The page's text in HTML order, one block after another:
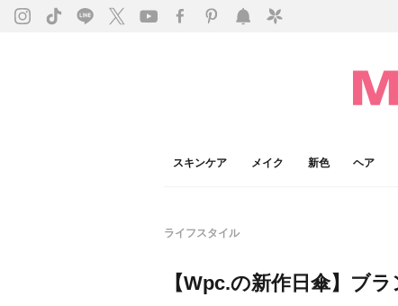
スキンケア メイク 新色 ヘア
ライフスタイル
【Wpc.の新作日傘】ブ